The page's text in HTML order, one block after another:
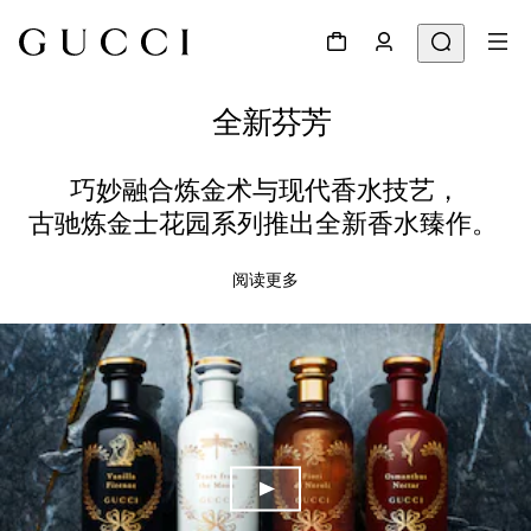
全新芬芳
巧妙融合炼金术与现代香水技艺，
古驰炼金士花园系列推出全新香水臻作。
阅读更多